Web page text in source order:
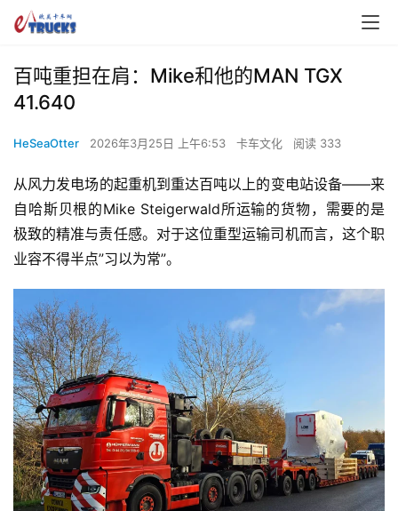
百吨重担在肩：Mike和他的MAN TGX
41.640
HeSeaOtter 2026年3月25日 上午6:53 卡车文化 阅读 333
从风力发电场的起重机到重达百吨以上的变电站设备——来
自哈斯贝根的Mike Steigerwald所运输的货物，需要的是
极致的精准与责任感。对于这位重型运输司机而言，这个职
业容不得半点”习以为常”。